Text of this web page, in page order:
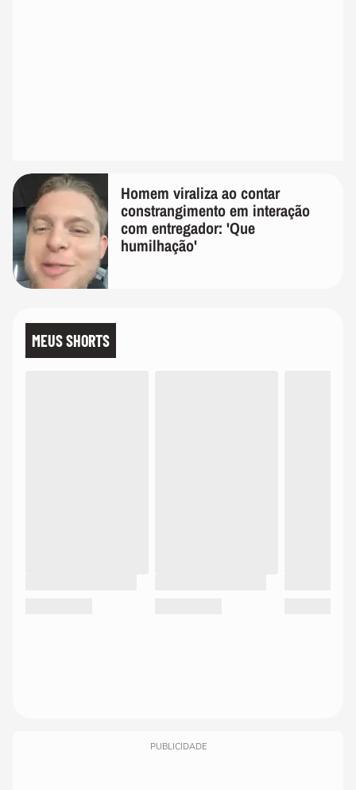
Homem viraliza ao contar
constrangimento em interação
com entregador: 'Que
humilhação'
MEUS SHORTS
PUBLICIDADE